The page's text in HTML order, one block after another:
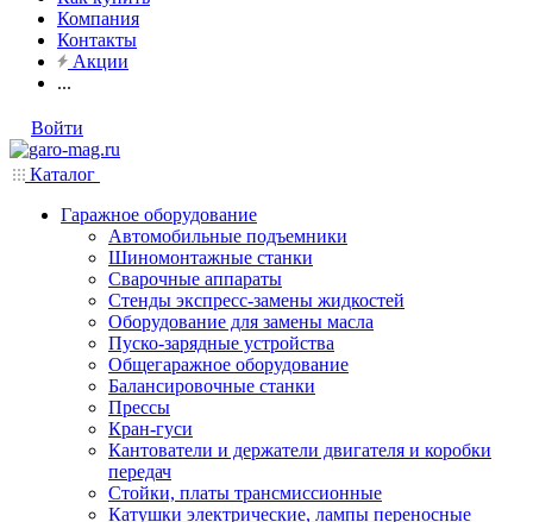
Компания
Контакты
Акции
...
Войти
Каталог
Гаражное оборудование
Автомобильные подъемники
Шиномонтажные станки
Сварочные аппараты
Стенды экспресс-замены жидкостей
Оборудование для замены масла
Пуско-зарядные устройства
Общегаражное оборудование
Балансировочные станки
Прессы
Кран-гуси
Кантователи и держатели двигателя и коробки
передач
Стойки, платы трансмиссионные
Катушки электрические, лампы переносные